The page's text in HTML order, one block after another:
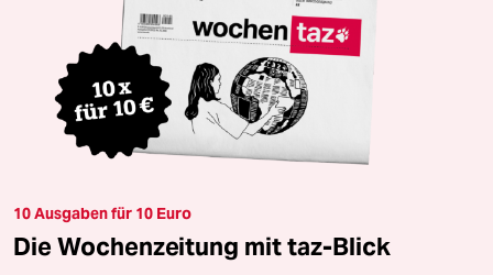
10 Ausgaben für 10 Euro
Die Wochenzeitung mit taz-Blick